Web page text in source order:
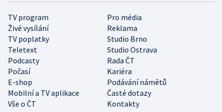
TV program
Pro média
Živé vysílání
Reklama
TV poplatky
Studio Brno
Teletext
Studio Ostrava
Podcasty
Rada ČT
Počasí
Kariéra
E-shop
Podávání námětů
Mobilní a TV aplikace
Časté dotazy
Vše o ČT
Kontakty